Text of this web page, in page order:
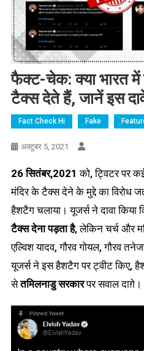
फैक्ट-चेक: क्या भारत में
टैक्स देते हैं, जानें इस
Fact Check Hi Fake
अक्टूबर 5, 2021
26 सितंबर,2021 को, ट्विटर पर
मंदिर के टैक्स देने के मुद्दे का विरोध
हैशटैग चलाया। यूजर्स ने दावा किया
टैक्स देना पड़ता है, लेकिन चर्च और
एल्विश यादव, गौरव गोयल, गौरव
यूजर्स ने इस हैशटैग पर ट्वीट किए,
सेतमिलनाडु सरकारपर सवाल दाग़े।